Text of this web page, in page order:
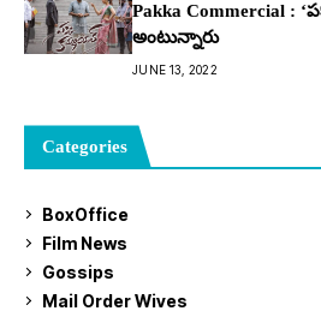
Pakka Commercial :
అంటున్నారు
JUNE 13, 2022
Categories
BoxOffice
Film News
Gossips
Mail Order Wives